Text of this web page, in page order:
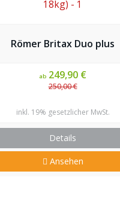
Römer Britax Duo plus
ab 249,90 €
250,00 €
inkl. 19% gesetzlicher MwSt.
Details
Ansehen